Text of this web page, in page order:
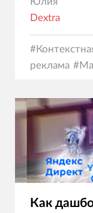
Dextra
#
реклама #
Как